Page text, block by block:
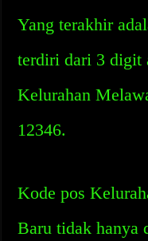
Yang terakhir
terdiri dari 3 digit
Kelurahan
12346.
Kode pos
Baru tidak hanya